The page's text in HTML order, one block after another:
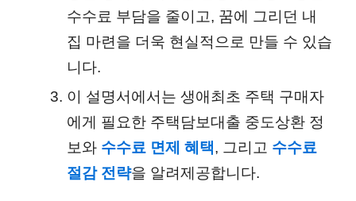
수수료 부담을 줄이고, 꿈에 그리던 내
집 마련을 더욱 현실적으로 만들 수 있습
니다.
이 설명서에서는 생애최초 주택 구매자
에게 필요한 주택담보대출 중도상환 정
보와 수수료 면제 혜택, 그리고 수수료
절감 전략을 알려제공합니다.